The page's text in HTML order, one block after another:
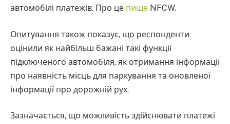
автомобілі платежів. Про це пише NFCW.
Опитування також показує, що респонденти
оцінили як найбільш бажані такі функції
підключеного автомобіля, як отримання інформації
про наявність місць для паркування та оновленої
інформації про дорожній рух.
Зазначається, що можливість здійснювати платежі